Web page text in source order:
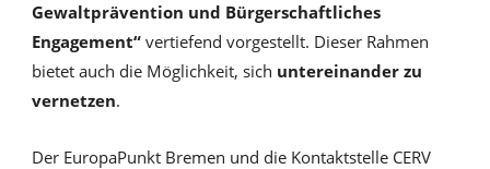
Gewaltprävention und Bürgerschaftliches
Engagement“vertiefend vorgestellt. Dieser Rahmen
bietet auch die Möglichkeit, sich untereinander zu
vernetzen.
Der EuropaPunkt Bremen und die Kontaktstelle CERV